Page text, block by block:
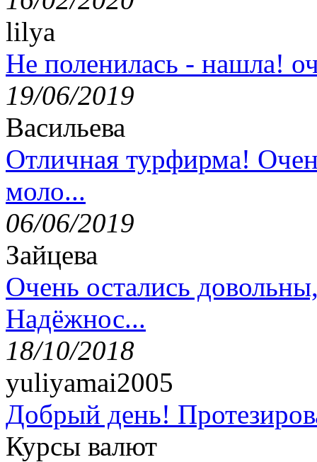
lilya
Не поленилась - нашла!
19/06/2019
Васильева
Отличная турфирма!
моло...
06/06/2019
Зайцева
Очень остались
Надёжнос...
18/10/2018
yuliyamai2005
Добрый день!
Курсы валют